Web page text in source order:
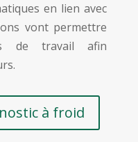
en lien avec
vont permettre
de travail afin
à froid